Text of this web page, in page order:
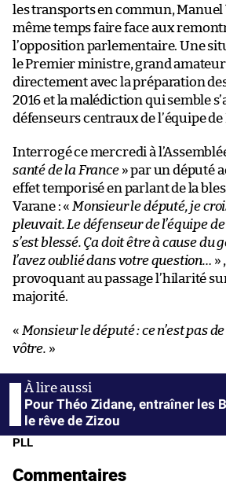
les transports en commun, Manuel
même temps faire face aux
l’opposition parlementaire. Une
le Premier ministre, grand
directement avec la préparation
2016 et la malédiction qui semble
défenseurs centraux de l’équipe de
Interrogé ce mercredi à
santé de la France» par un député
effet temporisé en parlant de la
Varane : « Monsieur le député, je
pleuvait. Le défenseur de l’équipe
s’est blessé. Ça doit être à cause du
l’avez oublié dans votre question… »
provoquant au passage l’hilarité
majorité.
« Monsieur le député : ce n’est pas
vôtre. »
Pour Théo Zidane, entraîner les
le rêve de Zizou
PLL
Commentaires